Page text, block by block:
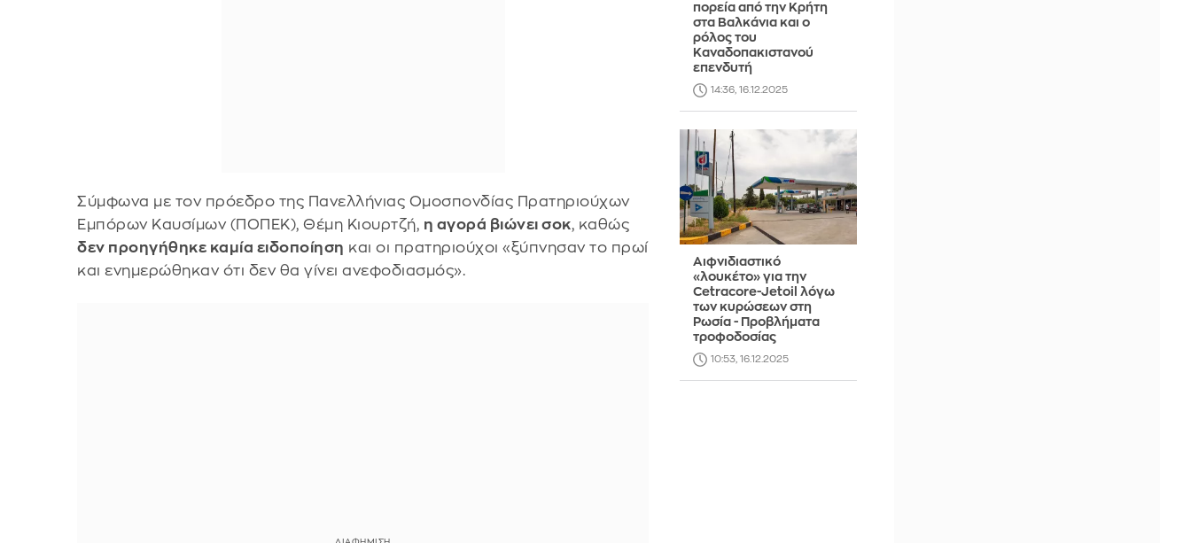
Σύμφωνα με τον πρόεδρο της Πανελλήνιας Ομοσπονδίας Πρατηριούχων
Εμπόρων Καυσίμων (ΠΟΠΕΚ), Θέμη Κιουρτζή, η αγορά βιώνει σοκ, καθώς
δεν προηγήθηκε καμία ειδοποίηση και οι πρατηριούχοι «ξύπνησαν το πρωί
και ενημερώθηκαν ότι δεν θα γίνει ανεφοδιασμός».
πορεία από την Κρήτη
στα Βαλκάνια και ο
ρόλος του
Καναδοπακιστανού
επενδυτή
14:36, 16.12.2025
Αιφνιδιαστικό
«λουκέτο» για την
Cetracore-Jetoil λόγω
των κυρώσεων στη
Ρωσία - Προβλήματα
τροφοδοσίας
10:53, 16.12.2025